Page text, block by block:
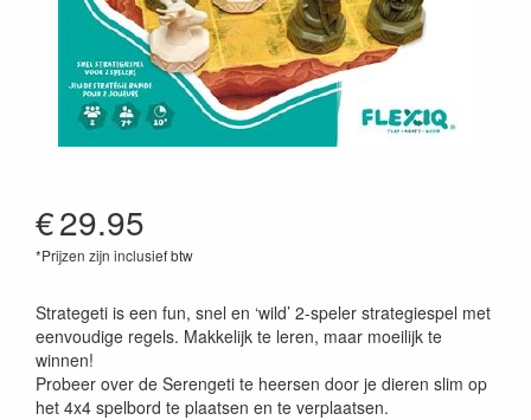
€29.95
*Prijzen zijn inclusief btw
Strategeti is een fun, snel en ‘wild’ 2-speler strategiespel met
eenvoudige regels. Makkelijk te leren, maar moeilijk te
winnen!
Probeer over de Serengeti te heersen door je dieren slim op
het 4x4 spelbord te plaatsen en te verplaatsen.